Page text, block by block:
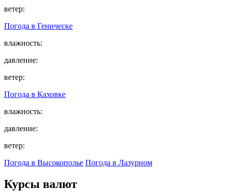
ветер:
Погода в Геническе
влажность:
давление:
ветер:
Погода в Каховке
влажность:
давление:
ветер:
Погода в Высокополье Погода в Лазурном
Курсы валют